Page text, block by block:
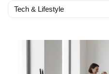
Cambia
rubrica